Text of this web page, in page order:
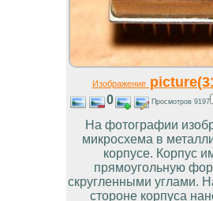
Изображение
0 Просмотров 9197
На фотографии
микросхема в
корпусе. Корпус
прямоугольную
скругленными углами.
стороне корпуса